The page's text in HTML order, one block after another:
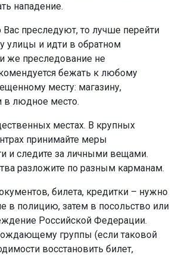
нападение.
Вас преследуют, то лучше перейти
улицы и идти в обратном
же преследование не
бежать к любому
месту: магазину,
в людное место.
местах. В крупных
принимайте меры
и следите за личными вещами.
разложите по разным карманам.
билета, кредитки – нужно
в полицию, затем в посольство или
Российской Федерации.
группы (если таковой
восстановить билет,